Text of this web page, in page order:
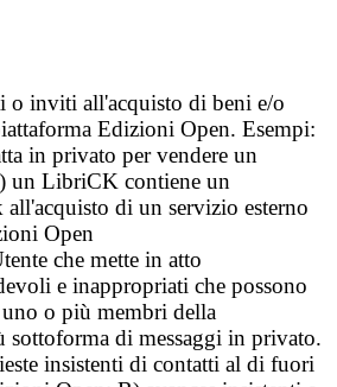
o inviti all'acquisto di beni e/o
Edizioni Open. Esempi:
in privato per vendere un
un LibriCK contiene un
di un servizio esterno
Open
che mette in atto
e inappropriati che possono
o più membri della
di messaggi in privato.
insistenti di contatti al di fuori